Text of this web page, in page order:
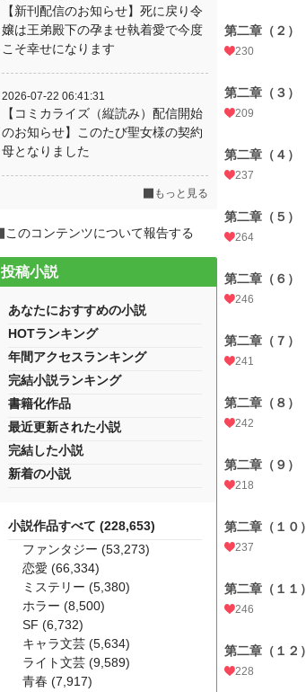
第二章（２）
230
第二章（３）
209
第二章（４）
237
第二章（５）
264
第二章（６）
246
第二章（７）
241
第二章（８）
242
第二章（９）
218
第二章（１０）
237
第二章（１１）
246
第二章（１２）
228
【新刊配信のお知らせ】死に戻り令
嬢は王弟殿下の孕ませ執着愛で今度
こそ幸せになります
2026-07-22 06:41:31
【コミカライズ（縦読み）配信開始
のお知らせ】このたび聖女様の契約
母となりました
もっと見る
このコンテンツについて報告する
投稿小説
あなたにおすすめの小説
HOTランキング
年間アクセスランキング
完結小説ランキング
書籍化作品
最近更新された小説
完結した小説
新着の小説
小説作品すべて (228,653)
ファンタジー (53,273)
恋愛 (66,334)
ミステリー (5,380)
ホラー (8,500)
SF (6,732)
キャラ文芸 (5,634)
ライト文芸 (9,589)
青春 (7,917)